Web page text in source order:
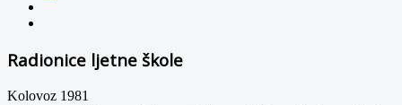
Radionice ljetne škole
Kolovoz 1981